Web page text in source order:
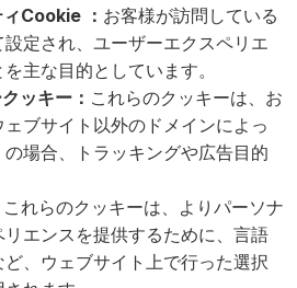
Cookie ： お客様が訪問している
定され、ユーザーエクスペリエ
主な目的としています。
ッキー： これらのクッキーは、お
ブサイト以外のドメインによっ
場合、トラッキングや広告目的
これらのクッキーは、よりパーソナ
エンスを提供するために、言語
、ウェブサイト上で行った選択